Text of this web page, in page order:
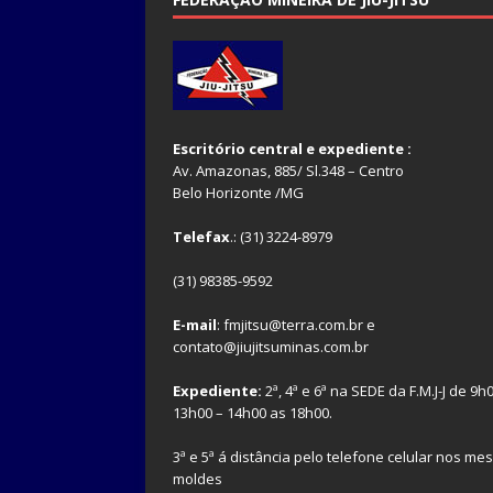
Escritório central e expediente :
Av. Amazonas, 885/ Sl.348 – Centro
Belo Horizonte /MG
Telefax.: (31) 3224-8979
(31) 98385-9592
E-mail: fmjitsu@terra.com.br e
contato@jiujitsuminas.com.br
Expediente: 2ª, 4ª e 6ª na SEDE da F.M.J-J de
13h00 – 14h00 as 18h00.
3ª e 5ª á distância pelo telefone celular nos
moldes